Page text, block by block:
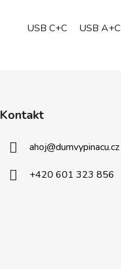
USB C+C USB A+C
Kontakt
ahoj@dumvypinacu.cz
+420 601 323 856